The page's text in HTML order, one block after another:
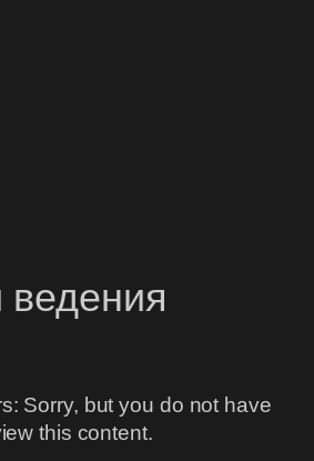
Sorry, but you do not have
this content.